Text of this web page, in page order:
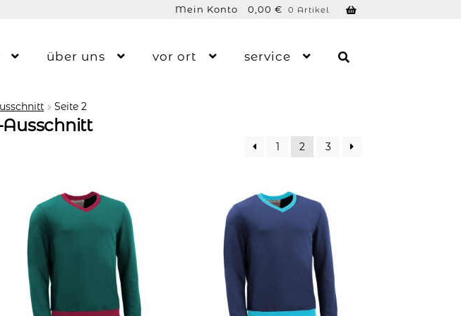
0,00 € 0 Artikel
Mein Konto
über uns vor ort service
Seite 2
1 2 3